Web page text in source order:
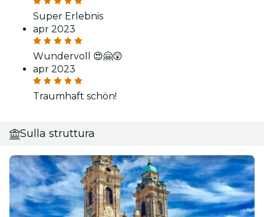
Super Erlebnis
apr 2023
Wundervoll 😍🤗😲
apr 2023
Traumhaft schön!
Sulla struttura